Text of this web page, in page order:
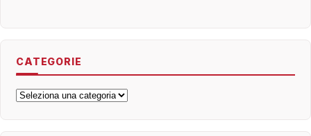
CATEGORIE
Categorie